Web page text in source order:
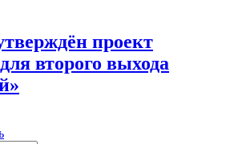
проект
второго выхода